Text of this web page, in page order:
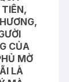
CỦA
MỜ
LÀ